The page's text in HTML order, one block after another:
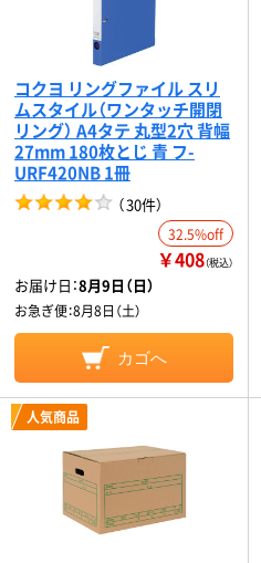
コクヨ リングファイル スリ
ムスタイル（ワンタッチ開閉
リング） A4タテ 丸型2穴 背幅
27mm 180枚とじ 青 フ-
URF420NB 1冊
（30件）
32.5%off
￥408（税込）
お届け日：8月9日（日）
お急ぎ便：8月8日（土）
カゴへ
人気商品